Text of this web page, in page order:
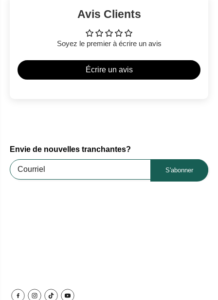
Avis Clients
Soyez le premier à écrire un avis
Écrire un avis
Envie de nouvelles tranchantes?
S'abonner